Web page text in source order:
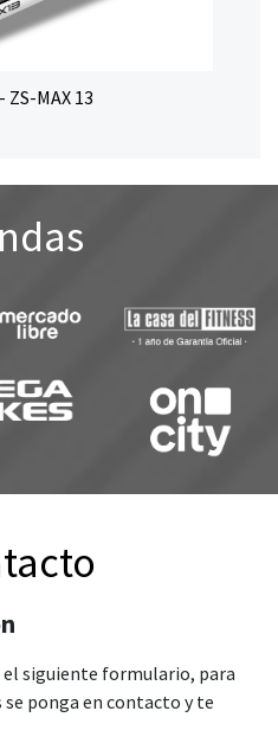
MAX 13
siguiente formulario, para
se ponga en contacto y te